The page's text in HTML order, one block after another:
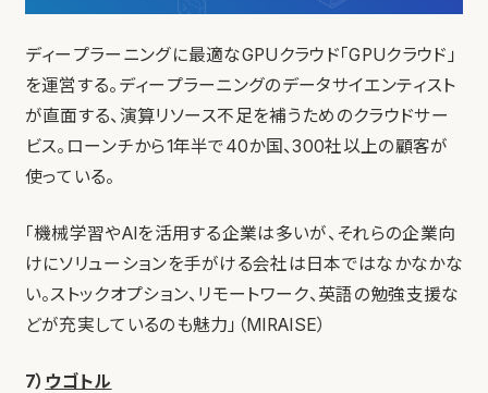
ディープラーニングに最適なGPUクラウド「GPUクラウド」
を運営する。ディープラーニングのデータサイエンティスト
が直面する、演算リソース不足を補うためのクラウドサー
ビス。ローンチから1年半で40か国、300社以上の顧客が
使っている。
「機械学習やAIを活用する企業は多いが、それらの企業向
けにソリューションを手がける会社は日本ではなかなかな
い。ストックオプション、リモートワーク、英語の勉強支援な
どが充実しているのも魅力」（MIRAISE）
7） ウゴトル